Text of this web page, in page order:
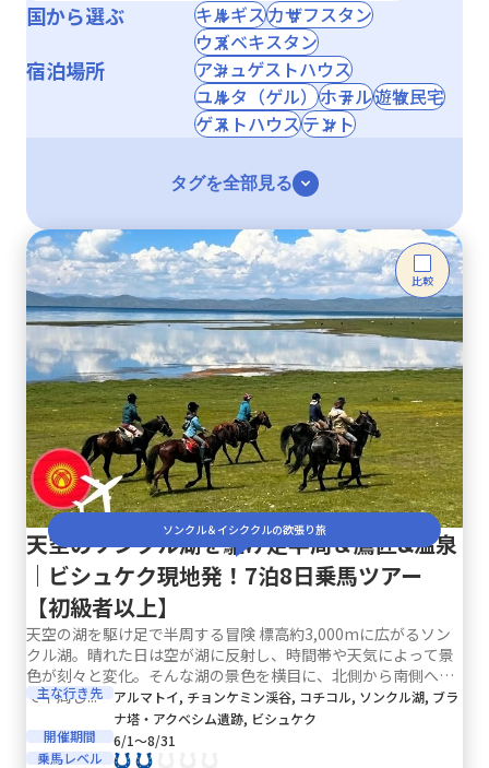
国から選ぶ キルギスカザフスタン
ウズベキスタン
宿泊場所
アシュゲストハウス
ユルタ（ゲル）ホテル遊牧民宅
ゲストハウステント
タグを全部見る
比較
ソンクル＆イシククルの欲張り旅
天空のソンクル湖を駆け足半周＆鷹匠&温泉
｜ビシュケク現地発！7泊8日乗馬ツアー
【初級者以上】
天空の湖を駆け足で半周する冒険 標高約3,000mに広がるソン
クル湖。晴れた日は空が湖に反射し、時間帯や天気によって景
色が刻々と変化。そんな湖の景色を横目に、北側から南側へ馬
で半周し...
主な行き先 アルマトイ, チョンケミン渓谷, コチコル, ソンクル湖, ブラ
ナ塔・アクベシム遺跡, ビシュケク
開催期間
6/1〜8/31
乗馬レベル